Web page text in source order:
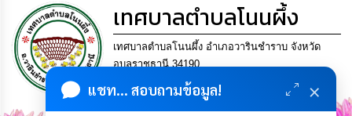
แชท... สอบถามข้อมูล! ×
เทศบาลตำบลโนนผึ้ง
เทศบาลตำบลโนนผึ้ง อำเภอวารินชำราบ จังหวัด
อุบลราชธานี 34190.
โทร. 045-953452 แฟกซ์ 045-953452 Email
saraban_06341515@dla.go.th